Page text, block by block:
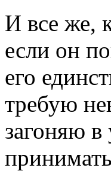
И все же,
если он
его
требую
загоняю